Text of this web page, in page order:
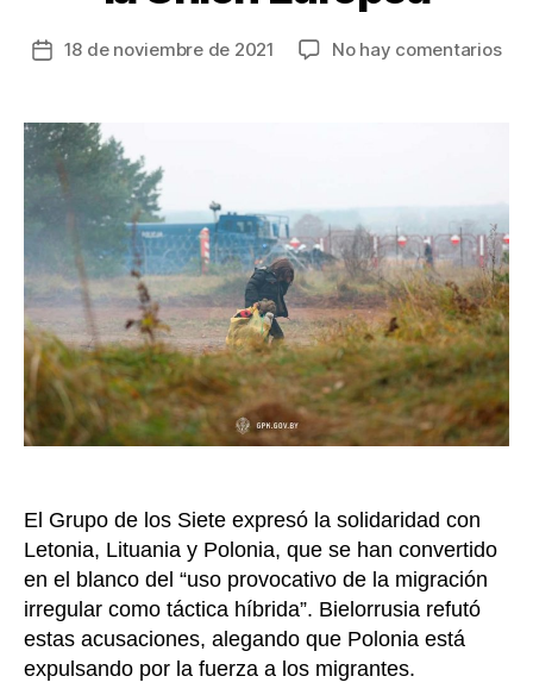
Fecha
entrada
18 de noviembre de 2021 No hay comentariosen
por
la
la
El Grupo de los Siete expresó la solidaridad con
Letonia, Lituania y Polonia, que se han convertido
en el blanco del “uso provocativo de la migración
irregular como táctica híbrida”. Bielorrusia refutó
estas acusaciones, alegando que Polonia está
expulsando por la fuerza a los migrantes.